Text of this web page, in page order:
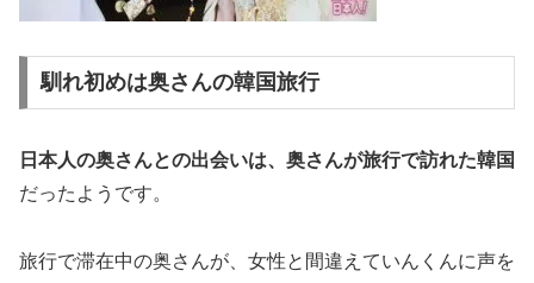
馴れ初めは奥さんの韓国旅行
日本人の奥さんとの出会いは、奥さんが旅行で訪れた韓国
だったようです。
旅行で滞在中の奥さんが、女性と間違えていんくんに声を